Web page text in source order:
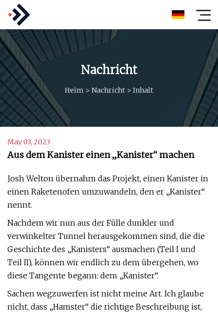
Nachricht
Heim > Nachricht > Inhalt
May 03, 2023
Aus dem Kanister einen „Kanister“ machen
Josh Welton übernahm das Projekt, einen Kanister in
einen Raketenofen umzuwandeln, den er „Kanister“
nennt.
Nachdem wir nun aus der Fülle dunkler und
verwinkelter Tunnel herausgekommen sind, die die
Geschichte des „Kanisters“ ausmachen (Teil I und
Teil II), können wir endlich zu dem übergehen, wo
diese Tangente begann: dem „Kanister“.
Sachen wegzuwerfen ist nicht meine Art. Ich glaube
nicht, dass „Hamster“ die richtige Beschreibung ist,